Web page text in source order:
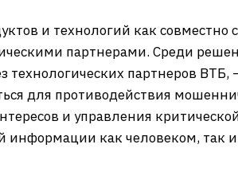
и технологий как совместно
партнерами. Среди
технологических партнеров
для противодействия
и управления
информации как человеком, так